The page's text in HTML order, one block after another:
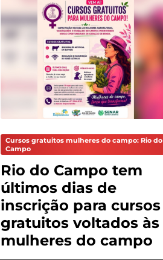
Cursos gratuitos mulheres do campo: Rio do
Campo
Rio do Campo tem
últimos dias de
inscrição para cursos
gratuitos voltados às
mulheres do campo